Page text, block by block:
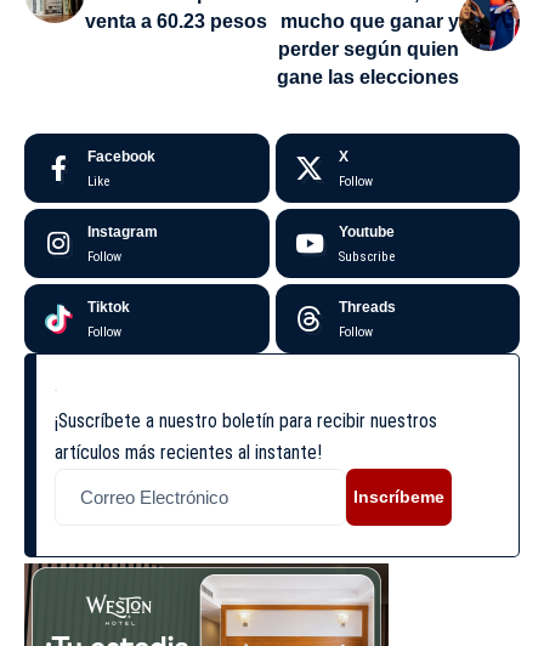
venta a 60.23 pesos
mucho que ganar y
perder según quien
gane las elecciones
Facebook
Like
X
Follow
Instagram
Follow
Youtube
Subscribe
Tiktok
Follow
Threads
Follow
¡Suscríbete a nuestro boletín para recibir nuestros
artículos más recientes al instante!
Inscríbeme